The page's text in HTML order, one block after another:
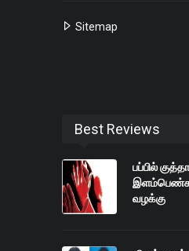
Sitemap
Best Reviews
பப்பில்
வழக்கு